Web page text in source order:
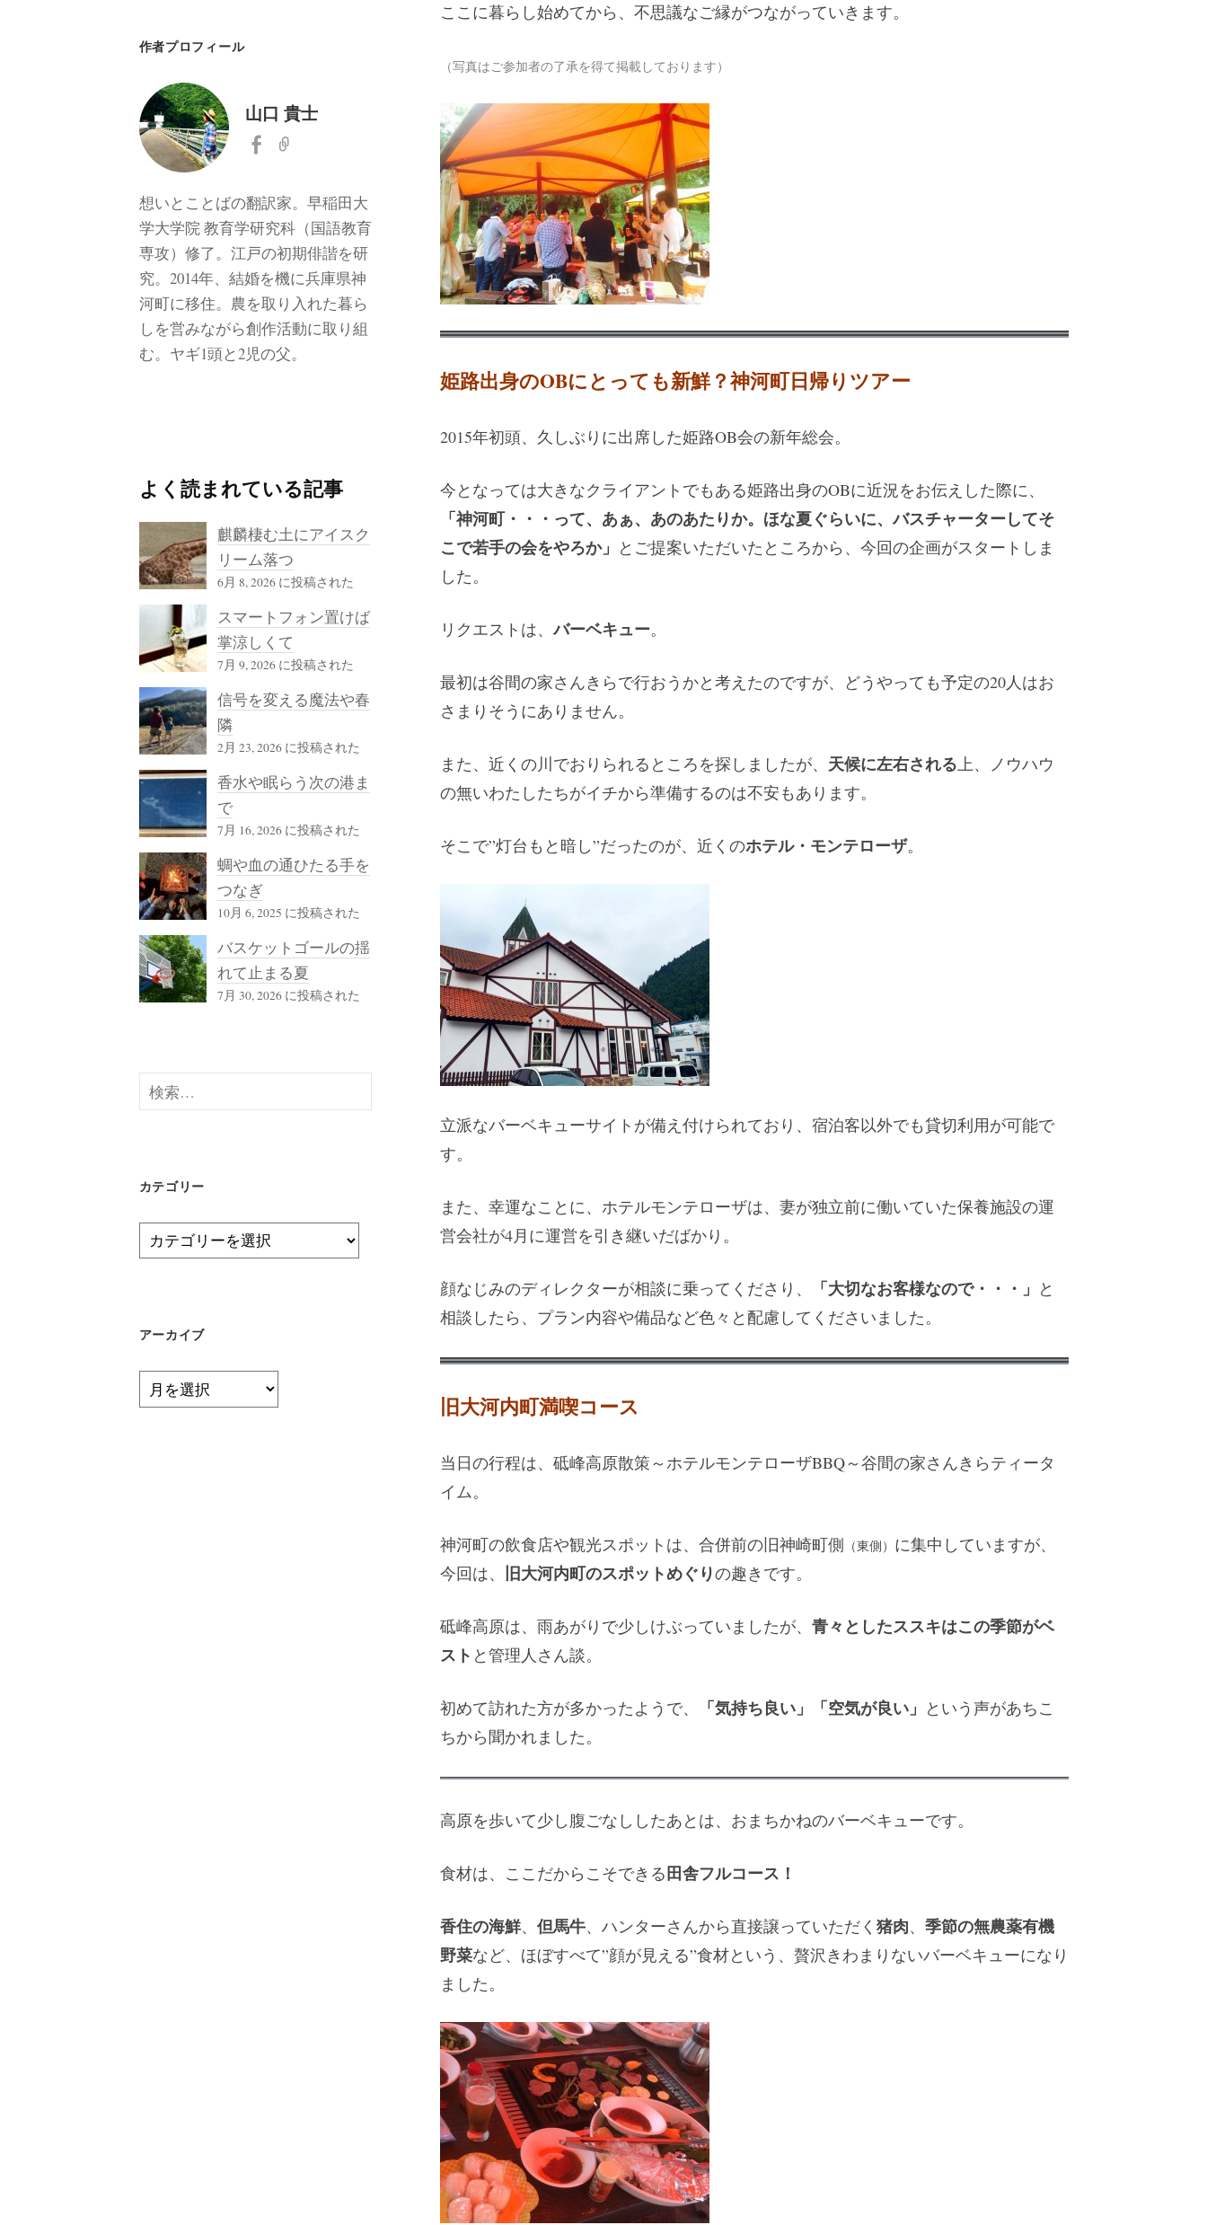
ここに暮らし始めてから、不思議なご縁がつながっていきます。
（写真はご参加者の了承を得て掲載しております）
姫路出身のOBにとっても新鮮？神河町日帰りツアー
2015年初頭、久しぶりに出席した姫路OB会の新年総会。
今となっては大きなクライアントでもある姫路出身のOBに近況をお伝えした際に、
「神河町・・・って、あぁ、あのあたりか。ほな夏ぐらいに、バスチャーターしてそ
こで若手の会をやろか」 とご提案いただいたところから、今回の企画がスタートしま
した。
リクエストは、バーベキュー。
最初は谷間の家さんきらで行おうかと考えたのですが、どうやっても予定の20人はお
さまりそうにありません。
また、近くの川でおりられるところを探しましたが、 天候に左右される上、ノウハウ
の無いわたしたちがイチから準備するのは不安もあります。
そこで”灯台もと暗し”だったのが、近くのホテル・モンテローザ。
立派なバーベキューサイトが備え付けられており、宿泊客以外でも貸切利用が可能で
す。
また、幸運なことに、ホテルモンテローザは、妻が独立前に働いていた保養施設の運
営会社が4月に運営を引き継いだばかり。
顔なじみのディレクターが相談に乗ってくださり、 「大切なお客様なので・・・」 と
相談したら、プラン内容や備品など色々と配慮してくださいました。
旧大河内町満喫コース
当日の行程は、砥峰高原散策～ホテルモンテローザBBQ～谷間の家さんきらティータ
イム。
神河町の飲食店や観光スポットは、合併前の旧神崎町側 （東側） に集中していますが、
今回は、
旧大河内町のスポットめぐりの趣きです。
砥峰高原は、雨あがりで少しけぶっていましたが、 青々としたススキはこの季節がベ
スト と管理人さん談。
初めて訪れた方が多かったようで、 「気持ち良い」「空気が良い」 という声があちこ
ちから聞かれました。
高原を歩いて少し腹ごなししたあとは、おまちかねのバーベキューです。
食材は、ここだからこそできる田舎フルコース！
香住の海鮮、 但馬牛、ハンターさんから直接譲っていただく 猪肉、 季節の無農薬有機
野菜など、ほぼすべて”顔が見える”食材という、贅沢きわまりないバーベキューになり
ました。
作者プロフィール
山口 貴士
想いとことばの翻訳家。早稲田大
学大学院 教育学研究科（国語教育
専攻）修了。江戸の初期俳諧を研
究。2014年、結婚を機に兵庫県神
河町に移住。農を取り入れた暮ら
しを営みながら創作活動に取り組
む。ヤギ1頭と2児の父。
よく読まれている記事
麒麟棲む土にアイスク
リーム落つ
6月 8, 2026 に投稿された
スマートフォン置けば
掌涼しくて
7月 9, 2026 に投稿された
信号を変える魔法や春
隣
2月 23, 2026 に投稿された
香水や眠らう次の港ま
で
7月 16, 2026 に投稿された
蜩や血の通ひたる手を
つなぎ
10月 6, 2025 に投稿された
バスケットゴールの揺
れて止まる夏
7月 30, 2026 に投稿された
検
索:
カテゴリー
カ
テ
ー
アーカイブ
ア
ー